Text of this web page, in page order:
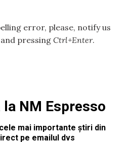
error, please, notify us
pressing Ctrl+Enter.
NM Espresso
mai importante știri din
pe emailul dvs